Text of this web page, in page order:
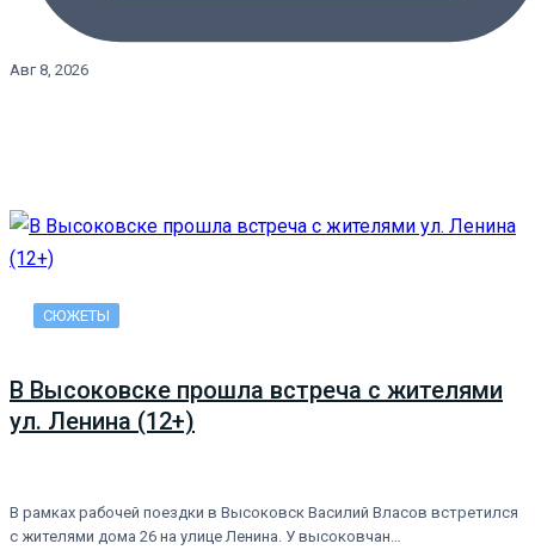
Авг 8, 2026
СЮЖЕТЫ
В Высоковске прошла встреча с жителями
ул. Ленина (12+)
В рамках рабочей поездки в Высоковск Василий Власов встретился
с жителями дома 26 на улице Ленина. У высоковчан…